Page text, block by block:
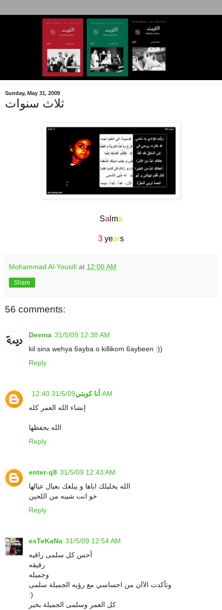
Sunday, May 31, 2009
ثلاث سنوات
Sa lma
3 years
Mohammad Al-Yousifi at 12:00 AM
Share
56 comments:
Deema 31/5/09 12:38 AM
kil sina wehya 6ayba o killikom 6aybeen :))
Reply
أنا كويتي 31/5/09 12:40 AM
إنشاء الله العمر كله
الله يحفظها
Reply
enter-q8 31/5/09 12:43 AM
الله يخليلك اياها و يبلغك بعيال عيالها
خو انت شيبه من اللحين
Reply
esTeKaNa 31/5/09 12:54 AM
أحس كل سلمى راقيه
رقيقه
وجميله
وتأكدت الآان من احساسي مع رؤيه الجميلة سلمى
:)
كل العمر وسلمى الجميلة بخير